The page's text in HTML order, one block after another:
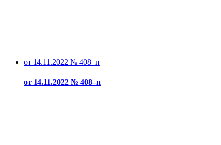
от 14.11.2022 № 408–п
от 14.11.2022 № 408–п